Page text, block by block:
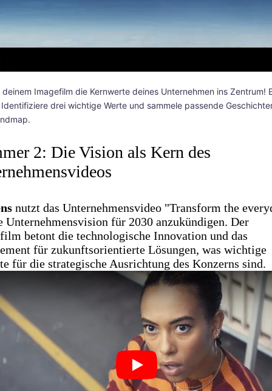
deinem Imagefilm die Kernwerte deines Unternehmen ins Zentrum!
drei wichtige Werte und sammele passende
2: Die Vision als Kern des
nutzt das Unternehmensvideo "Transform the
Unternehmensvision für 2030 anzukündigen. Der
betont die technologische Innovation und das
für zukunftsorientierte Lösungen, was wichtige
für die strategische Ausrichtung des Konzerns sind.
Play